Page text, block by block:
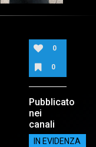
0
0
Pubblicato
nei
canali
IN EVIDENZA